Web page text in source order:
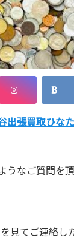
出張買取ひな
うなご質問を頂
見てご連絡し